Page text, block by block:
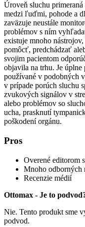
Úroveň sluchu
medzi ľuďmi, pohode a
zaväzuje neustále
problémov s ním
existuje mnoho
pomôcť, predchádzať
svojim pacientom
objavila na trhu. Je
používané v podobných
v prípade porúch sluchu
zvukových signálov v
alebo problémov so
ucha, prasknutí
poškodení orgánu.
Pros
Overené editorom
Mnoho odborných
Recenzie médií
Ottomax - Je to
Nie. Tento produkt sme
podvod.